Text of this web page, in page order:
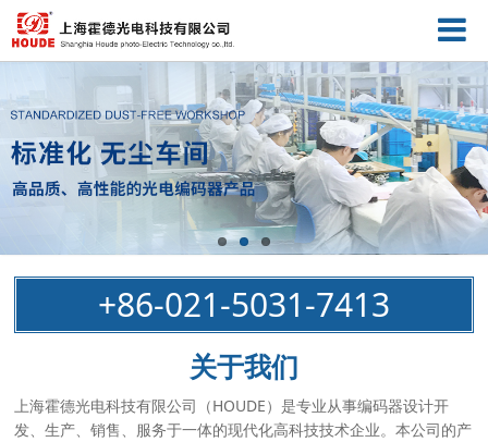
+86-021-5031-7413
关于我们
上海霍德光电科技有限公司（HOUDE）是专业从事编码器设计开
发、生产、销售、服务于一体的现代化高科技技术企业。本公司的产